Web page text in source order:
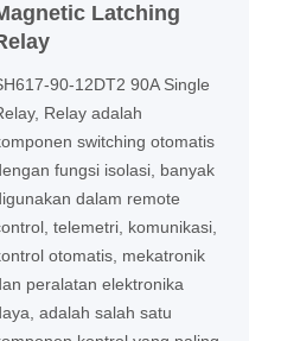
Latching
90-12DT2 90A Single
Relay adalah
switching otomatis
fungsi isolasi, banyak
dalam remote
telemetri, komunikasi,
otomatis, mekatronik
peralatan elektronika
adalah salah satu